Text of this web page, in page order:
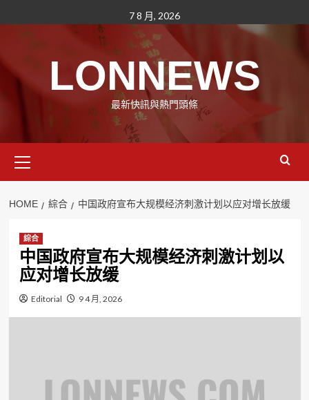
to
7 8 月, 2026
LONNEWS
最新快訊與熱門頭條
Menu
HOME 綜合 中国政府宣布大规模经济刺激计划以应对增长放缓
綜合
中国政府宣布大规模经济刺激计划以
应对增长放缓
Editorial 9 4 月, 2026